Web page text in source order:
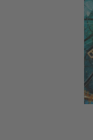
Becoming Megan